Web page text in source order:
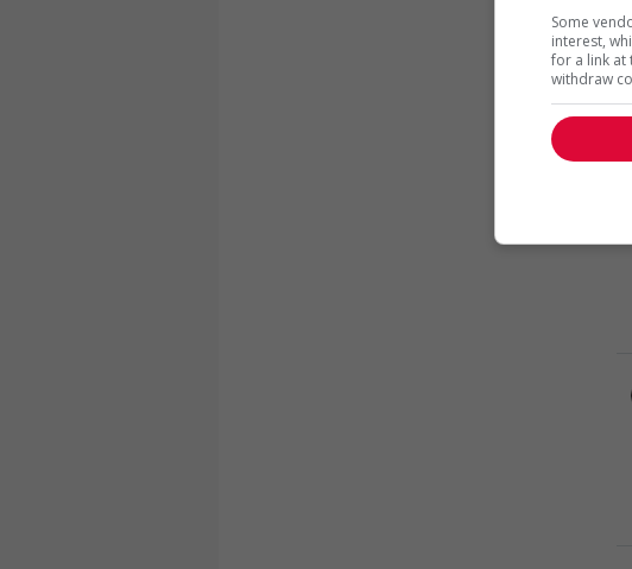
Some
interest,
for a link at
withdraw